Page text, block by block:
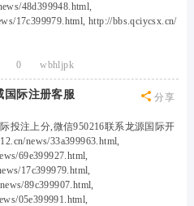
48d399948.html,
17c399979.html, http://bbs.qciycsx.cn/
wbhljpk
0
分享
国际注册客服
投注上分,微信950216联系龙源国际开
news/33a399963.html,
69e399927.html,
17c399979.html,
89c399907.html,
05e399991.html,